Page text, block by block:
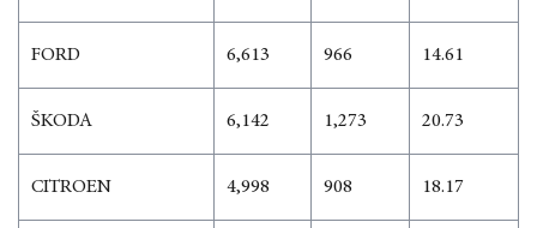
FORD 6,613 966 14.61
ŠKODA 6,142 1,273 20.73
CITROEN 4,998 908 18.17